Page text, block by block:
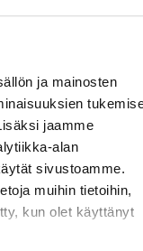
ja mainosten
jaamme
alan
sivustoamme.
muihin tietoihin,
kun olet käyttänyt
ny